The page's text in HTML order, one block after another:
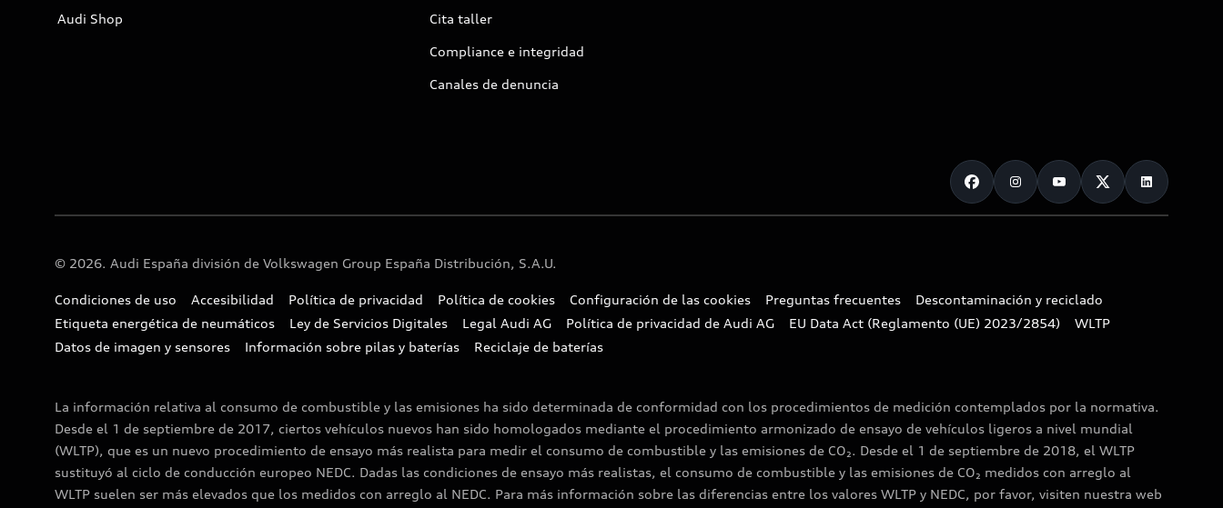
Audi Shop Cita taller
Compliance e integridad
Canales de denuncia
© 2026. Audi España división de Volkswagen Group España Distribución, S.A.U.
Condiciones de uso Accesibilidad Política de privacidad Política de cookies Configuración de las cookies Preguntas frecuentes
Descontaminación y reciclado
Etiqueta energética de neumáticos
Ley de Servicios Digitales Legal Audi AG Política de privacidad de Audi AG EU Data Act (Reglamento (UE) 2023/2854)
WLTP
Datos de imagen y sensores
Información sobre pilas y baterías Reciclaje de baterías
La información relativa al consumo de combustible y las emisiones ha sido determinada de conformidad con los procedimientos de medición contemplados por la normativa.
Desde el 1 de septiembre de 2017, ciertos vehículos nuevos han sido homologados mediante el procedimiento armonizado de ensayo de vehículos ligeros a nivel mundial
(WLTP), que es un nuevo procedimiento de ensayo más realista para medir el consumo de combustible y las emisiones de CO₂. Desde el 1 de septiembre de 2018, el WLTP
sustituyó al ciclo de conducción europeo NEDC. Dadas las condiciones de ensayo más realistas, el consumo de combustible y las emisiones de CO₂ medidos con arreglo al
WLTP suelen ser más elevados que los medidos con arreglo al NEDC. Para más información sobre las diferencias entre los valores WLTP y NEDC, por favor, visiten nuestra web